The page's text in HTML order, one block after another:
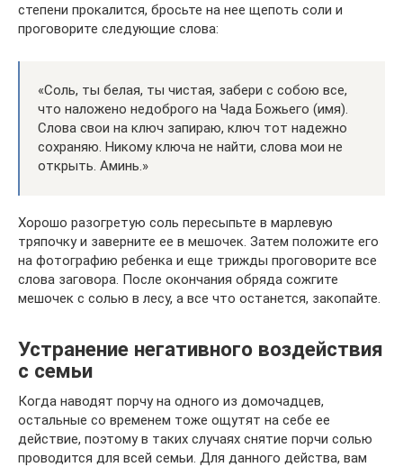
степени прокалится, бросьте на нее щепоть соли и
проговорите следующие слова:
«Соль, ты белая, ты чистая, забери с собою все,
что наложено недоброго на Чада Божьего (имя).
Слова свои на ключ запираю, ключ тот надежно
сохраняю. Никому ключа не найти, слова мои не
открыть. Аминь.»
Хорошо разогретую соль пересыпьте в марлевую
тряпочку и заверните ее в мешочек. Затем положите его
на фотографию ребенка и еще трижды проговорите все
слова заговора. После окончания обряда сожгите
мешочек с солью в лесу, а все что останется, закопайте.
Устранение негативного воздействия
с семьи
Когда наводят порчу на одного из домочадцев,
остальные со временем тоже ощутят на себе ее
действие, поэтому в таких случаях снятие порчи солью
проводится для всей семьи. Для данного действа, вам